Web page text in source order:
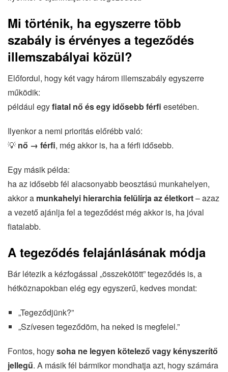
Mi történik, ha egyszerre több
szabály is érvényes a tegeződés
illemszabályai közül?
Előfordul, hogy két vagy három illemszabály egyszerre
működik:
például egyfiatal nő és egy idősebb férfi esetében.
Ilyenkor a nemi prioritás előrébb való:
💡 nő → férfi, még akkor is, ha a férfi idősebb.
Egy másik példa:
ha az idősebb fél alacsonyabb beosztású munkahelyen,
akkor a munkahelyi hierarchia felülírja az életkort– azaz
a vezető ajánlja fel a tegeződést még akkor is, ha jóval
fiatalabb.
A tegeződés felajánlásának módja
Bár létezik a kézfogással „összekötött” tegeződés is, a
hétköznapokban elég egy egyszerű, kedves mondat:
„Tegeződjünk?”
„Szívesen tegeződöm, ha neked is megfelel.”
Fontos, hogysoha ne legyen kötelező vagy kényszerítő
jellegű. A másik fél bármikor mondhatja azt, hogy számára